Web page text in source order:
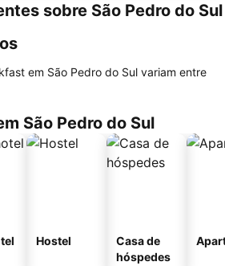
sobre São Pedro do Sul
em São Pedro do Sul variam entre
São Pedro do Sul
Hostel
Casa de
hóspedes